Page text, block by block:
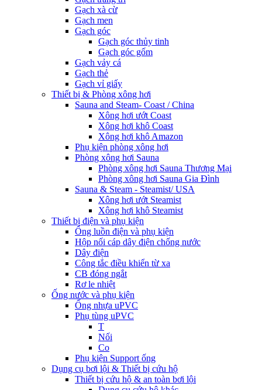
Gạch xà cừ
Gạch men
Gạch góc
Gạch góc thủy tinh
Gạch góc gốm
Gạch vảy cá
Gạch thẻ
Gạch vỉ giấy
Thiết bị & Phòng xông hơi
Sauna and Steam- Coast / China
Xông hơi ướt Coast
Xông hơi khô Coast
Xông hơi khô Amazon
Phụ kiện phòng xông hơi
Phòng xông hơi Sauna
Phòng xông hơi Sauna Thương Mại
Phòng xông hơi Sauna Gia Đình
Sauna & Steam - Steamist/ USA
Xông hơi ướt Steamist
Xông hơi khô Steamist
Thiết bị điện và phụ kiện
Ống luồn điện và phụ kiện
Hộp nối cáp dây điện chống nước
Dây điện
Công tắc điều khiển từ xa
CB đóng ngắt
Rơ le nhiệt
Ống nước và phụ kiện
Ống nhựa uPVC
Phụ tùng uPVC
T
Nối
Co
Phụ kiện Support ống
Dụng cụ bơi lội & Thiết bị cứu hộ
Thiết bị cứu hộ & an toàn bơi lội